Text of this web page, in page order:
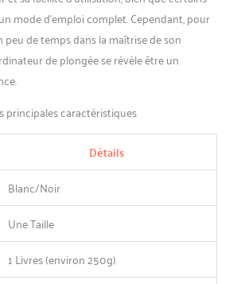
mode d’emploi complet. Cependant, pour
de temps dans la maîtrise de son
de plongée se révèle être un
principales caractéristiques
Détails
Blanc/Noir
Une Taille
1 Livres (environ 250g)